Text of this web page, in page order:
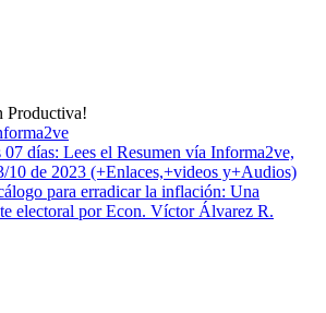
Productiva!
días: Lees el Resumen vía Informa2ve,
10 de 2023 (+Enlaces,+videos y+Audios)
para erradicar la inflación: Una
electoral por Econ. Víctor Álvarez R.